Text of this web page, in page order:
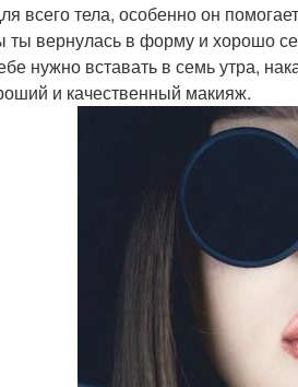
всего тела, особенно он
ты вернулась в форму и хорошо
нужно вставать в семь утра,
и качественный макияж.